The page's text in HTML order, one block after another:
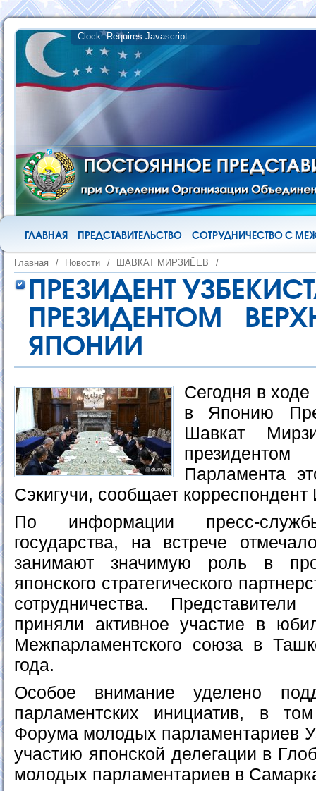
ГЛАВНАЯ ПРЕДСТАВИТЕЛЬСТВО СОТРУДНИЧЕСТВО С
Главная / Новости / ШАВКАТ МИРЗИЁЕВ /
ПРЕЗИДЕНТ
ПРЕЗИДЕНТОМ
ЯПОНИИ
Сегодня в
в Японию
Шавкат
президентом
Парламента
Сэкигучи, сообщает
По информации пресс-
государства, на встрече
занимают значимую роль в
японского стратегического
сотрудничества.
приняли активное участие в
Межпарламентского союза в
года.
Особое внимание уделено
парламентских инициатив, в
Форума молодых парламентариев
участию японской делегации в
молодых парламентариев в